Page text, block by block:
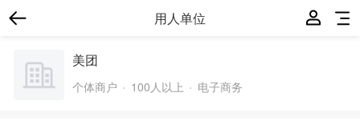
用人单位
美团
个体商户 100人以上 电子商务